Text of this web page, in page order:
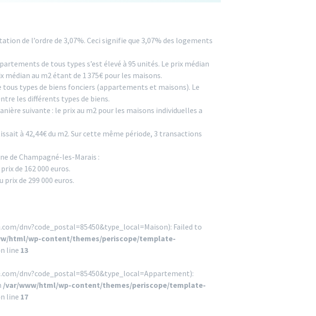
de l’ordre de 3,07%. Ceci signifie que 3,07% des logements
de tous types s’est élevé à 95 unités. Le prix médian
au m2 étant de 1 375€ pour les maisons.
types de biens fonciers (appartements et maisons). Le
les différents types de biens.
suivante : le prix au m2 pour les maisons individuelles a
à 42,44€ du m2. Sur cette même période, 3 transactions
de Champagné-les-Marais :
de 162 000 euros.
prix de 299 000 euros.
dnv?code_postal=85450&type_local=Maison): Failed to
html/wp-content/themes/periscope/template-
line 13
dnv?code_postal=85450&type_local=Appartement):
/var/www/html/wp-content/themes/periscope/template-
line 17